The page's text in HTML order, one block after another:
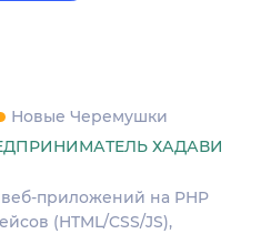
Новые Черемушки
ХАДАВИ
приложений на PHP
(HTML/CSS/JS),